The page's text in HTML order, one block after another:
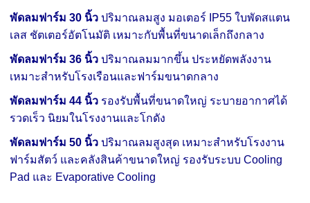
พัดลมฟาร์ม 30 นิ้ว ปริมาณลมสูง มอเตอร์ IP55 ใบพัดสแตน
เลส ชัตเตอร์อัตโนมัติ เหมาะกับพื้นที่ขนาดเล็กถึงกลาง
พัดลมฟาร์ม 36 นิ้ว ปริมาณลมมากขึ้น ประหยัดพลังงาน
เหมาะสำหรับโรงเรือนและฟาร์มขนาดกลาง
พัดลมฟาร์ม 44 นิ้ว รองรับพื้นที่ขนาดใหญ่ ระบายอากาศได้
รวดเร็ว นิยมในโรงงานและโกดัง
พัดลมฟาร์ม 50 นิ้ว ปริมาณลมสูงสุด เหมาะสำหรับโรงงาน
ฟาร์มสัตว์ และคลังสินค้าขนาดใหญ่ รองรับระบบ Cooling
Pad และ Evaporative Cooling